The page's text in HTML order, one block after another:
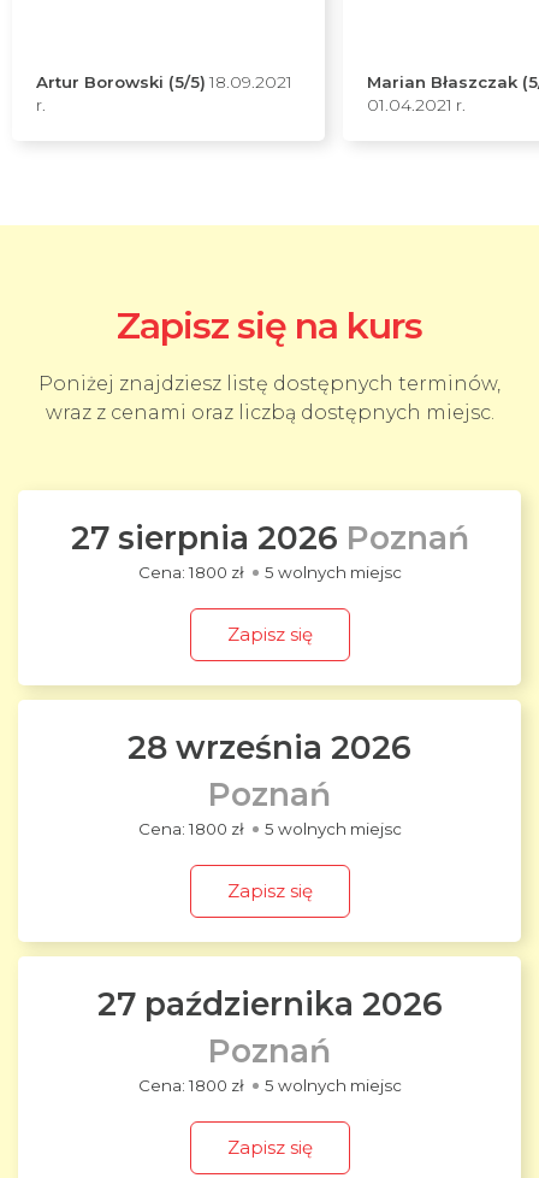
Artur Borowski (5/5) 18.09.2021
r.
Marian Błaszczak
01.04.2021 r.
Zapisz się na kurs
Poniżej znajdziesz listę dostępnych terminów,
wraz z cenami oraz liczbą dostępnych miejsc.
27 sierpnia 2026 Poznań
1800 zł 5 wolnych miejsc
Zapisz się
28 września 2026
Poznań
1800 zł 5 wolnych miejsc
Zapisz się
27 października 2026
Poznań
1800 zł 5 wolnych miejsc
Zapisz się